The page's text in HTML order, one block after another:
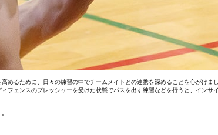
るために、日々の練習の中でチームメイトとの連携を深めることを心がけまし
ェンスのプレッシャーを受けた状態でパスを出す練習などを行うと、インサ